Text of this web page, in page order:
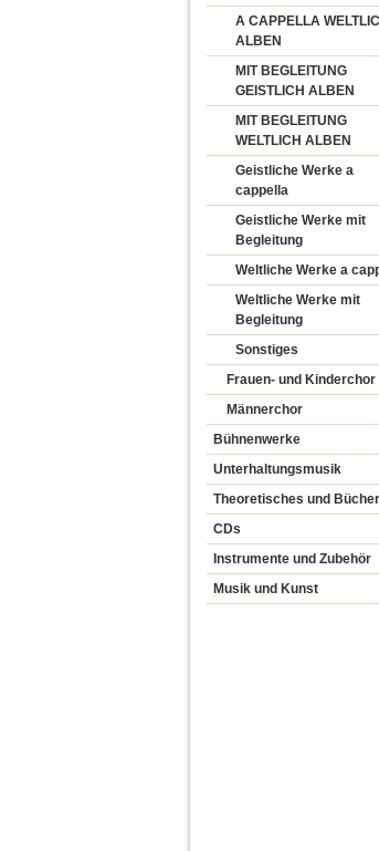
A CAPPELLA
ALBEN
MIT BEGLEITUNG
GEISTLICH ALBEN
MIT BEGLEITUNG
WELTLICH ALBEN
Geistliche Werke a
cappella
Geistliche Werke mit
Begleitung
Weltliche Werke a
Weltliche Werke mit
Begleitung
Sonstiges
Frauen- und Kinderchor
Männerchor
Bühnenwerke
Unterhaltungsmusik
Theoretisches und Bücher
CDs
Instrumente und Zubehör
Musik und Kunst